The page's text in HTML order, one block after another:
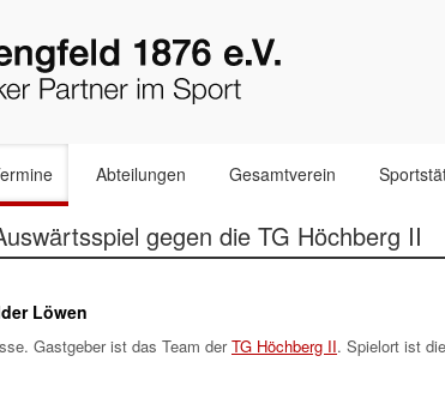
Abteilungen Gesamtverein
gegen die TG Höchberg II
Löwen
Gastgeber ist das Team derTG Höchberg II. Spielort ist die